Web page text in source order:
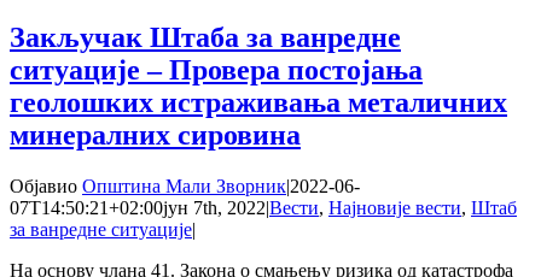
Дрина
да
редовно
врши
узорковање
воде
су
уочљиве
Зворничком
Закључак Штаба за ванредне
ситуације – Провера постојања
геолошких истраживања металичних
минералних сировина
Објавио Општина Мали Зворник|2022-06-
07T14:50:21+02:00јун 7th, 2022|Вести, Најновије вести, Штаб
за ванредне ситуације|
На основу члана 41. Закона о смањењу ризика од катастрофа